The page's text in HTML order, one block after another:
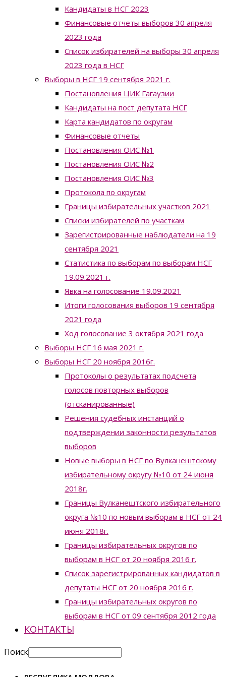
Кандидаты в НСГ 2023
Финансовые отчеты выборов 30 апреля
2023 года
Список избирателей на выборы 30 апреля
2023 года в НСГ
Выборы в НСГ 19 сентября 2021 г.
Постановления ЦИК Гагаузии
Кандидаты на пост депутата НСГ
Карта кандидатов по округам
Финансовые отчеты
Постановления ОИС №1
Постановления ОИС №2
Постановления ОИС №3
Протокола по округам
Границы избирательных участков 2021
Списки избирателей по участкам
Зарегистрированные наблюдатели на 19
сентября 2021
Статистика по выборам по выборам НСГ
19.09.2021 г.
Явка на голосование 19.09.2021
Итоги голосования выборов 19 сентября
2021 года
Ход голосование 3 октября 2021 года
Выборы НСГ 16 мая 2021 г.
Выборы НСГ 20 ноября 2016г.
Протоколы о результатах подсчета
голосов повторных выборов
(отсканированные)
Решения судебных инстанций о
подтверждении законности результатов
выборов
Новые выборы в НСГ по Вулканештскому
избирательному округу №10 от 24 июня
2018г.
Границы Вулканештского избирательного
округа №10 по новым выборам в НСГ от 24
июня 2018г.
Границы избирательных округов по
выборам в НСГ от 20 ноября 2016 г.
Список зарегистрированных кандидатов в
депутаты НСГ от 20 ноября 2016 г.
Границы избирательных округов по
выборам в НСГ от 09 сентября 2012 года
КОНТАКТЫ
Поиск